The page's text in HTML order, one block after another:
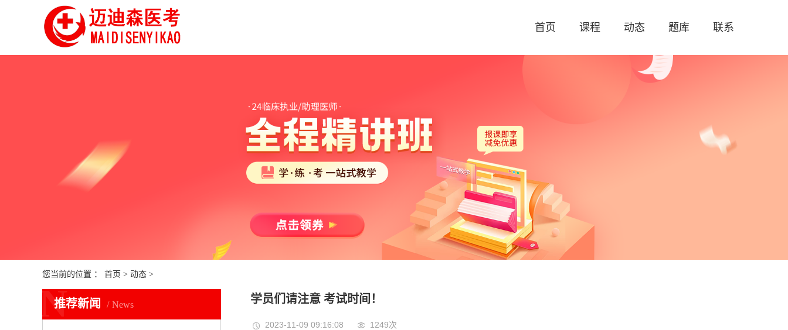
首页 课程 动态 题库 联系
您当前的位置 ： 首页 > 动态 >
推荐新闻 News
N 学员们请注意 考试时间！
2023-11-09 09:16:08 1249次